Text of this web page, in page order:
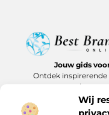
Wij
Jouw gids
Ontdek
producten,
Bericht categorie